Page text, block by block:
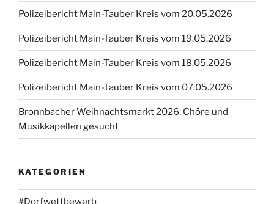
Polizeibericht Main-Tauber Kreis vom 20.05.2026
Polizeibericht Main-Tauber Kreis vom 19.05.2026
Polizeibericht Main-Tauber Kreis vom 18.05.2026
Polizeibericht Main-Tauber Kreis vom 07.05.2026
Bronnbacher Weihnachtsmarkt 2026: Chöre und
Musikkapellen gesucht
KATEGORIEN